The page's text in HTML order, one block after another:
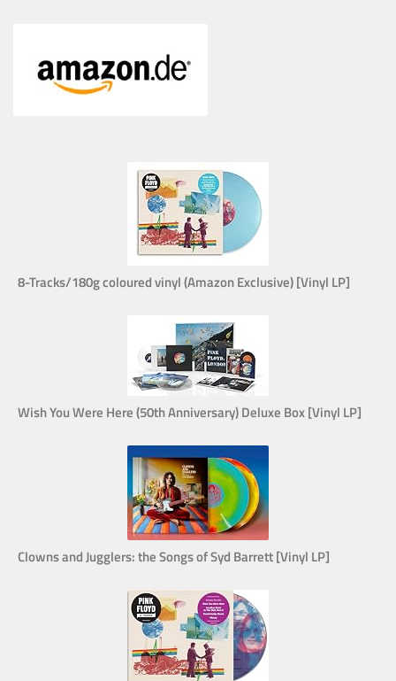
8-Tracks/180g coloured vinyl (Amazon Exclusive) [Vinyl LP]
Wish You Were Here (50th Anniversary) Deluxe Box [Vinyl LP]
Clowns and Jugglers: the Songs of Syd Barrett [Vinyl LP]